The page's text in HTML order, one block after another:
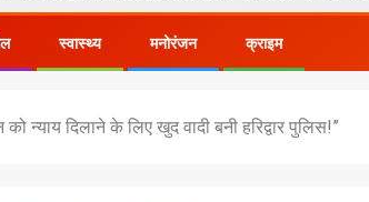
स्वास्थ्य मनोरंजन क्राइम
न्याय दिलाने के लिए खुद वादी बनी हरिद्वार पुलिस!”